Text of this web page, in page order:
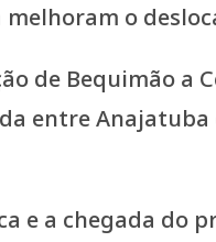
o
de Bequimão a
entre Anajatuba
e a chegada do